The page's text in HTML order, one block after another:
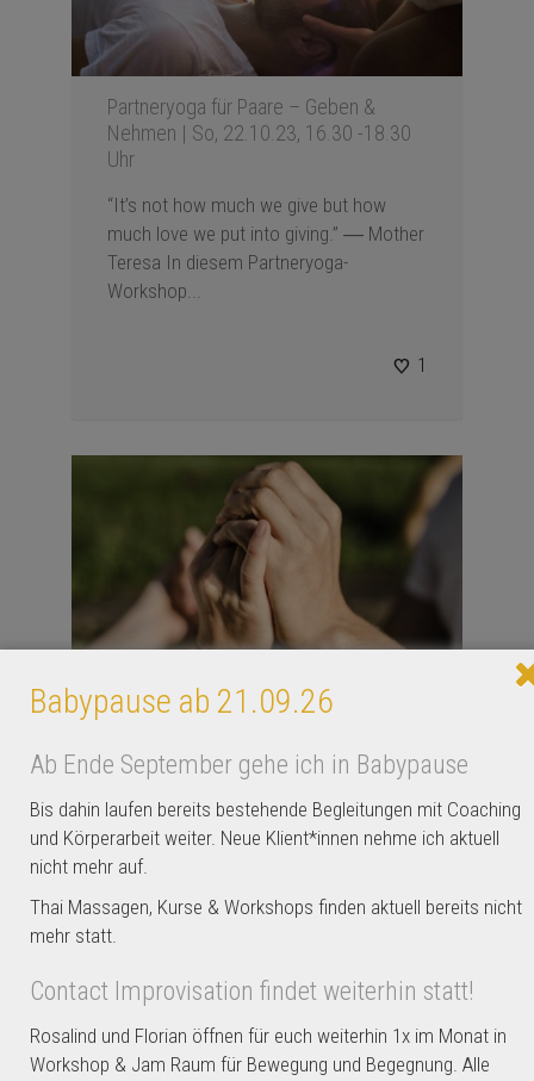
Partneryoga für Paare – Geben &
Nehmen | So, 22.10.23, 16.30 -18.30
Uhr
“It’s not how much we give but how
much love we put into giving.” ― Mother
Teresa In diesem Partneryoga-
Workshop...
1
Partneryoga für Paare – Führen &
Folgen | So, 14.05.23, 16.30-18.30 Uhr
„Die schönste Harmonie entsteht durch
Zusammenbringen der Gegensätze.“ –
Heraklit In diesem Partneryoga-
Workshop widmen wir uns dem Thema:
Führen...
Babypause ab 21.09.26
Ab Ende September gehe ich in Babypause
Bis dahin laufen bereits bestehende Begleitungen mit Coaching
und Körperarbeit weiter. Neue Klient*innen nehme ich aktuell
nicht mehr auf.
Thai Massagen, Kurse & Workshops finden aktuell bereits nicht
mehr statt.
Contact Improvisation findet weiterhin statt!
Rosalind und Florian öffnen für euch weiterhin 1x im Monat in
Workshop & Jam Raum für Bewegung und Begegnung. Alle